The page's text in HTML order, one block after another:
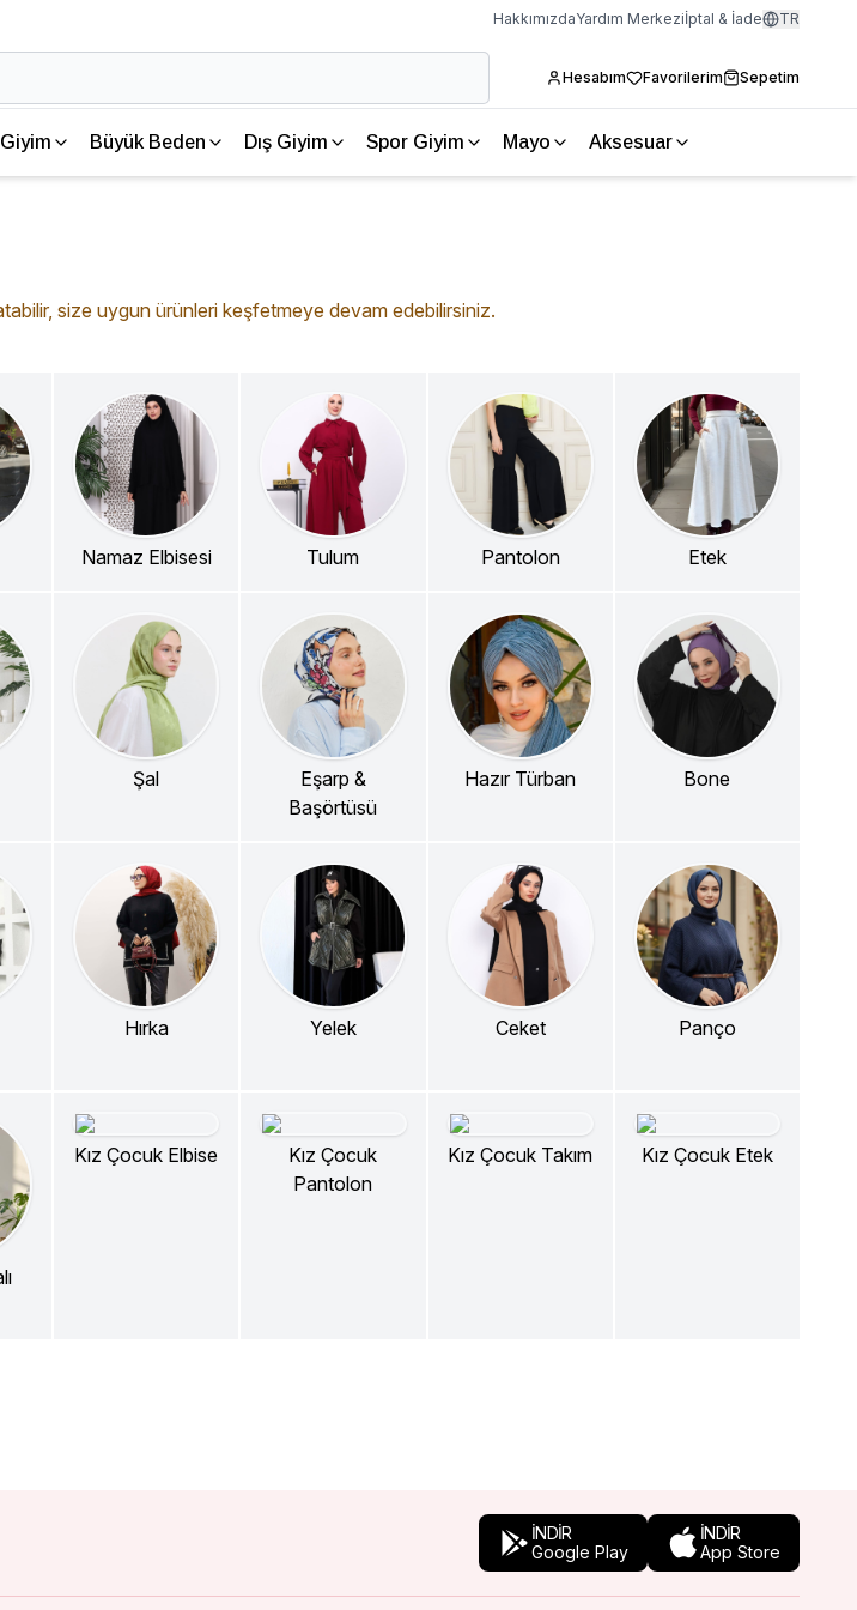
HakkımızdaYardım Merkeziİptal & İade TR
Hesabım Favorilerim Sepetim
Giyim Büyük Beden Dış Giyim Spor Giyim Mayo Aksesuar
size uygun ürünleri keşfetmeye devam edebilirsiniz.
Namaz Elbisesi Tulum Pantolon Etek
Şal
Eşarp &
Başörtüsü
Hazır Türban Bone
Hırka Yelek Ceket Panço
Kız Çocuk Elbise
Kız Çocuk
Pantolon
Kız Çocuk Takım Kız Çocuk Etek
İNDİR
Google Play
İNDİR
App Store